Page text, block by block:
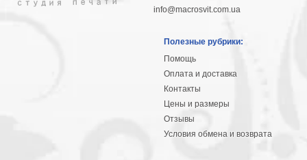
info@macrosvit.com.ua
Полезные рубрики:
Помощь
Оплата и доставка
Контакты
Цены и размеры
Отзывы
Условия обмена и возврата